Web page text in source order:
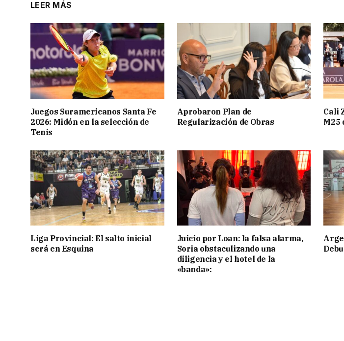
LEER MÁS
Juegos Suramericanos Santa Fe
2026: Midón en la selección de
Tenis
Aprobaron Plan de
Regularización de Obras
Cali
M25
Liga Provincial: El salto inicial
será en Esquina
Juicio por Loan: la falsa alarma,
Soria obstaculizando una
diligencia y el hotel de la
«banda»: